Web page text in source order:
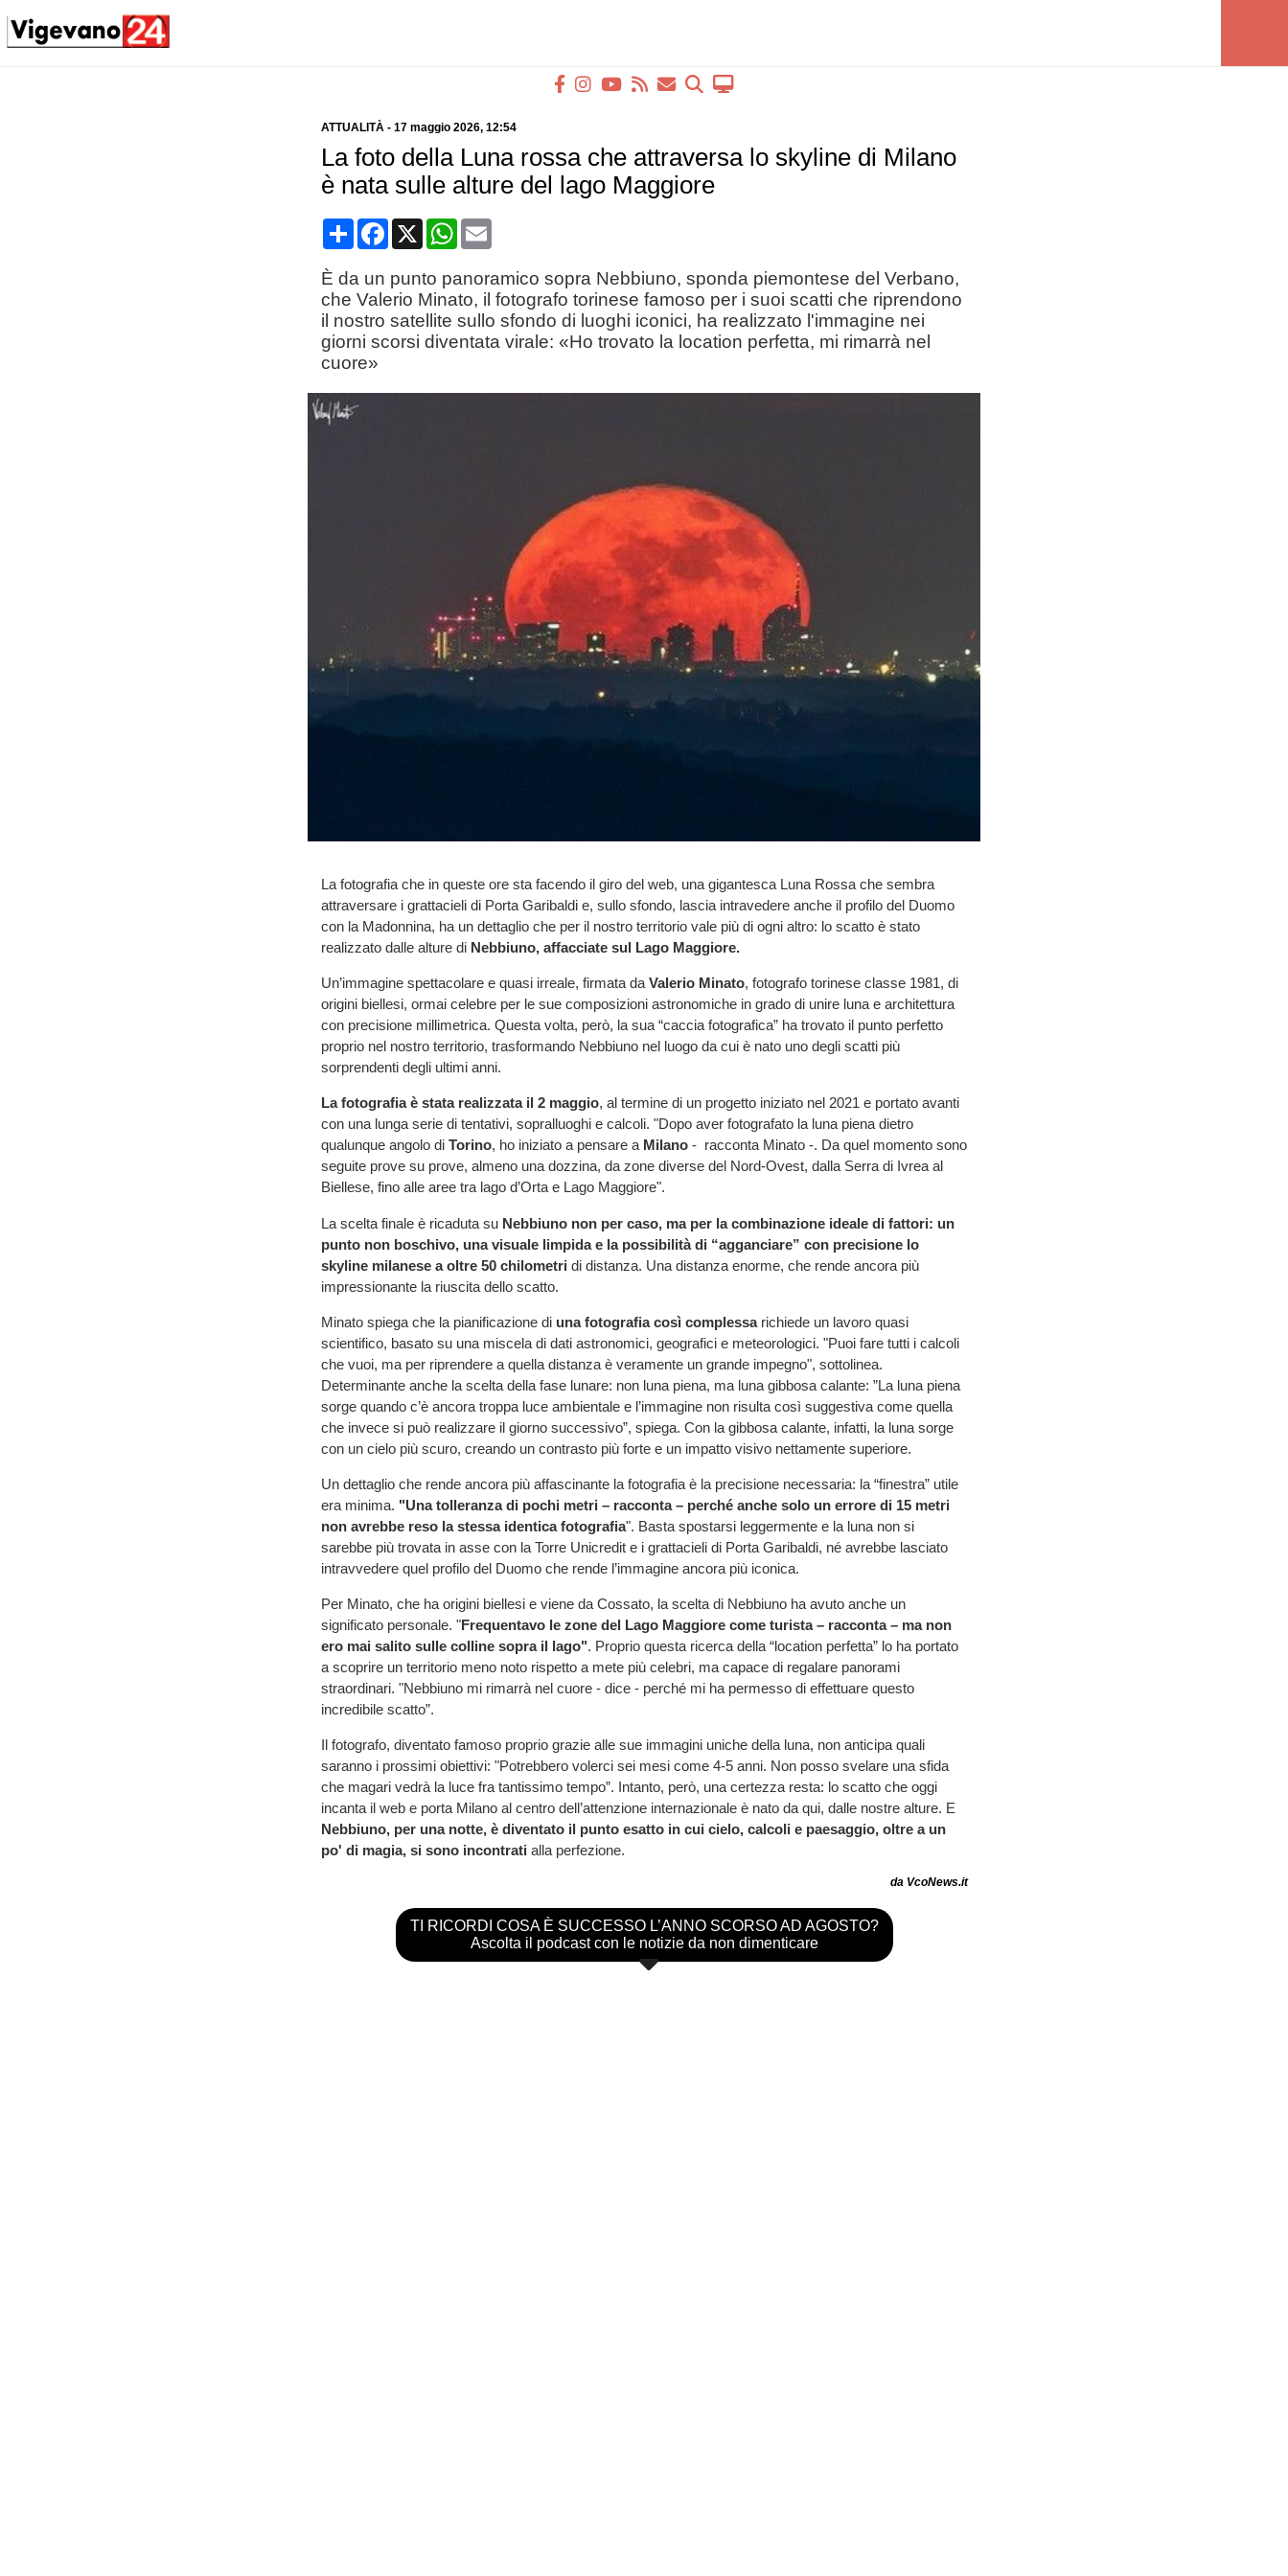
ATTUALITÀ- 17 maggio 2026, 12:54
La foto della Luna rossa che attraversa lo skyline di Milano
è nata sulle alture del lago Maggiore
CondividiFacebook
X WhatsApp
Email
È da un punto panoramico sopra Nebbiuno, sponda piemontese del Verbano,
che Valerio Minato, il fotografo torinese famoso per i suoi scatti che riprendono
il nostro satellite sullo sfondo di luoghi iconici, ha realizzato l'immagine nei
giorni scorsi diventata virale: «Ho trovato la location perfetta, mi rimarrà nel
cuore»
La fotografia che in queste ore sta facendo il giro del web, una gigantesca Luna Rossa che sembra
attraversare i grattacieli di Porta Garibaldi e, sullo sfondo, lascia intravedere anche il profilo del Duomo
con la Madonnina, ha un dettaglio che per il nostro territorio vale più di ogni altro: lo scatto è stato
realizzato dalle alture di Nebbiuno, affacciate sul Lago Maggiore.
Un’immagine spettacolare e quasi irreale, firmata da Valerio Minato, fotografo torinese classe 1981, di
origini biellesi, ormai celebre per le sue composizioni astronomiche in grado di unire luna e architettura
con precisione millimetrica. Questa volta, però, la sua “caccia fotografica” ha trovato il punto perfetto
proprio nel nostro territorio, trasformando Nebbiuno nel luogo da cui è nato uno degli scatti più
sorprendenti degli ultimi anni.
La fotografia è stata realizzata il 2 maggio, al termine di un progetto iniziato nel 2021 e portato avanti
con una lunga serie di tentativi, sopralluoghi e calcoli. "Dopo aver fotografato la luna piena dietro
qualunque angolo di Torino, ho iniziato a pensare a Milano- racconta Minato -. Da quel momento sono
seguite prove su prove, almeno una dozzina, da zone diverse del Nord-Ovest, dalla Serra di Ivrea al
Biellese, fino alle aree tra lago d’Orta e Lago Maggiore".
La scelta finale è ricaduta suNebbiuno non per caso, ma per la combinazione ideale di fattori: un
punto non boschivo, una visuale limpida e la possibilità di “agganciare” con precisione lo
skyline milanese a oltre 50 chilometri di distanza. Una distanza enorme, che rende ancora più
impressionante la riuscita dello scatto.
Minato spiega che la pianificazione di una fotografia così complessarichiede un lavoro quasi
scientifico, basato su una miscela di dati astronomici, geografici e meteorologici. "Puoi fare tutti i calcoli
che vuoi, ma per riprendere a quella distanza è veramente un grande impegno", sottolinea.
Determinante anche la scelta della fase lunare: non luna piena, ma luna gibbosa calante: ”La luna piena
sorge quando c’è ancora troppa luce ambientale e l’immagine non risulta così suggestiva come quella
che invece si può realizzare il giorno successivo”, spiega. Con la gibbosa calante, infatti, la luna sorge
con un cielo più scuro, creando un contrasto più forte e un impatto visivo nettamente superiore.
Un dettaglio che rende ancora più affascinante la fotografia è la precisione necessaria: la “finestra” utile
era minima. "Una tolleranza di pochi metri – racconta – perché anche solo un errore di 15 metri
non avrebbe reso la stessa identica fotografia". Basta spostarsi leggermente e la luna non si
sarebbe più trovata in asse con la Torre Unicredit e i grattacieli di Porta Garibaldi, né avrebbe lasciato
intravvedere quel profilo del Duomo che rende l’immagine ancora più iconica.
Per Minato, che ha origini biellesi e viene da Cossato, la scelta di Nebbiuno ha avuto anche un
significato personale. "Frequentavo le zone del Lago Maggiore come turista – racconta – ma non
ero mai salito sulle colline sopra il lago". Proprio questa ricerca della “location perfetta” lo ha portato
a scoprire un territorio meno noto rispetto a mete più celebri, ma capace di regalare panorami
straordinari. "Nebbiuno mi rimarrà nel cuore - dice - perché mi ha permesso di effettuare questo
incredibile scatto”.
Il fotografo, diventato famoso proprio grazie alle sue immagini uniche della luna, non anticipa quali
saranno i prossimi obiettivi: "Potrebbero volerci sei mesi come 4-5 anni. Non posso svelare una sfida
che magari vedrà la luce fra tantissimo tempo”. Intanto, però, una certezza resta: lo scatto che oggi
incanta il web e porta Milano al centro dell’attenzione internazionale è nato da qui, dalle nostre alture. E
Nebbiuno, per una notte, è diventato il punto esatto in cui cielo, calcoli e paesaggio, oltre a un
po' di magia, si sono incontrati alla perfezione.
da VcoNews.it
TI RICORDI COSA È SUCCESSO L’ANNO SCORSO AD AGOSTO?
Ascolta il podcast con le notizie da non dimenticare